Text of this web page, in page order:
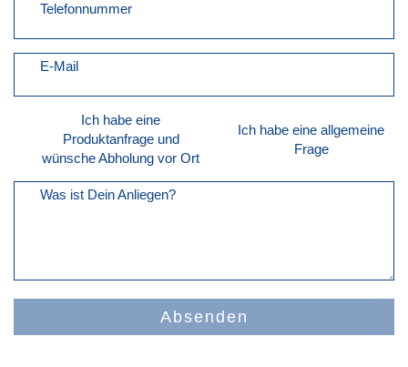
Telefonnummer
E-Mail
Ich habe eine
Produktanfrage und
wünsche Abholung vor Ort
Ich habe eine allgemeine
Frage
Was ist Dein Anliegen?
Absenden